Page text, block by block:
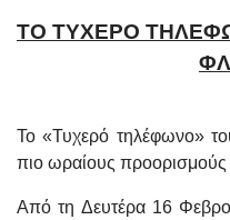
ΤΟ ΤΥΧΕΡΟ
Το «Τυχερό τηλέφωνο»
πιο ωραίους προορισμούς
Από τη Δευτέρα 16